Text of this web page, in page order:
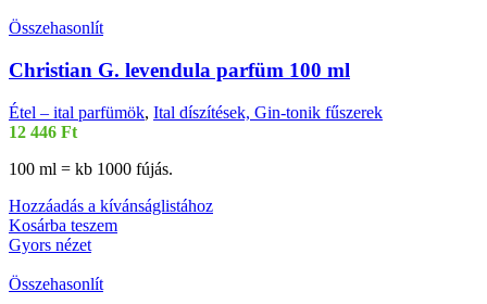
Összehasonlít
Christian G. levendula parfüm 100 ml
Étel – ital parfümök, Ital díszítések, Gin-tonik fűszerek
12 446 Ft
100 ml = kb 1000 fújás.
Hozzáadás a kívánságlistához
Kosárba teszem
Gyors nézet
Összehasonlít